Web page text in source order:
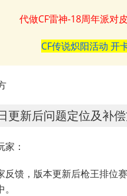
代做CF雷神-18周年派对
CF传说炽阳活动 开
更新后问题定位及补
：
反馈，版本更新后枪王排位